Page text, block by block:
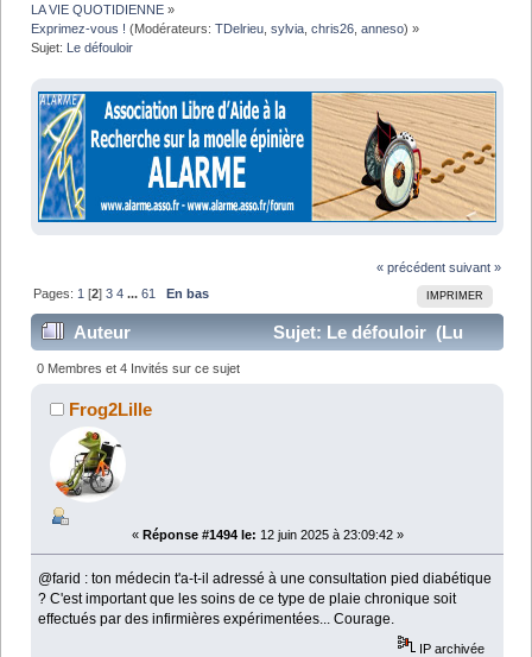
LA VIE QUOTIDIENNE »
Exprimez-vous ! (Modérateurs:TDelrieu ,sylvia ,chris26 ,anneso) »
Sujet: Le défouloir
« précédent suivant »
IMPRIMER
Pages: 1 [2]3 4 ...61 En bas
Auteur
Sujet: Le défouloir (Lu
1282933 fois)
0 Membres et 4 Invités sur ce sujet
Frog2Lille
« Réponse #1494 le: 12 juin 2025 à 23:09:42 »
@farid : ton médecin t'a-t-il adressé à une consultation pied diabétique
? C'est important que les soins de ce type de plaie chronique soit
effectués par des infirmières expérimentées... Courage.
IP archivée